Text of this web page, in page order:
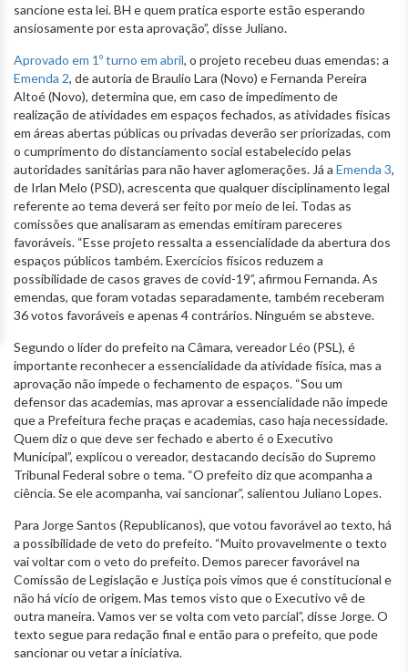
sancione esta lei. BH e quem pratica esporte estão esperando
ansiosamente por esta aprovação”, disse Juliano.
Aprovado em 1º turno em abril, o projeto recebeu duas emendas: a
Emenda 2, de autoria de Braulio Lara (Novo) e Fernanda Pereira
Altoé (Novo), determina que, em caso de impedimento de
realização de atividades em espaços fechados, as atividades físicas
em áreas abertas públicas ou privadas deverão ser priorizadas, com
o cumprimento do distanciamento social estabelecido pelas
autoridades sanitárias para não haver aglomerações. Já a Emenda 3,
de Irlan Melo (PSD), acrescenta que qualquer disciplinamento legal
referente ao tema deverá ser feito por meio de lei. Todas as
comissões que analisaram as emendas emitiram pareceres
favoráveis. “Esse projeto ressalta a essencialidade da abertura dos
espaços públicos também. Exercícios físicos reduzem a
possibilidade de casos graves de covid-19”, afirmou Fernanda. As
emendas, que foram votadas separadamente, também receberam
36 votos favoráveis e apenas 4 contrários. Ninguém se absteve.
Segundo o líder do prefeito na Câmara, vereador Léo (PSL), é
importante reconhecer a essencialidade da atividade física, mas a
aprovação não impede o fechamento de espaços. “Sou um
defensor das academias, mas aprovar a essencialidade não impede
que a Prefeitura feche praças e academias, caso haja necessidade.
Quem diz o que deve ser fechado e aberto é o Executivo
Municipal”, explicou o vereador, destacando decisão do Supremo
Tribunal Federal sobre o tema. “O prefeito diz que acompanha a
ciência. Se ele acompanha, vai sancionar”, salientou Juliano Lopes.
Para Jorge Santos (Republicanos), que votou favorável ao texto, há
a possibilidade de veto do prefeito. “Muito provavelmente o texto
vai voltar com o veto do prefeito. Demos parecer favorável na
Comissão de Legislação e Justiça pois vimos que é constitucional e
não há vício de origem. Mas temos visto que o Executivo vê de
outra maneira. Vamos ver se volta com veto parcial”, disse Jorge. O
texto segue para redação final e então para o prefeito, que pode
sancionar ou vetar a iniciativa.